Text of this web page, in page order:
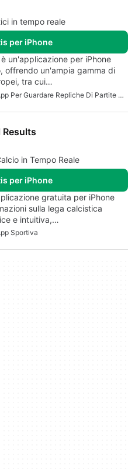
in tempo reale
per iPhone
un'applicazione per iPhone
offrendo un'ampia gamma di
tra cui…
App Per Guardare Repliche Di Partite Di Calcio
Results
in Tempo Reale
per iPhone
gratuita per iPhone
sulla lega calcistica
e intuitiva,…
Sportiva